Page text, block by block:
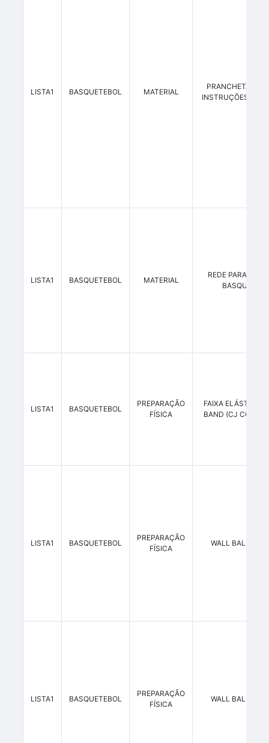
LISTA1 BASQUETEBOL MATERIAL
PRANCHETAS
INSTRUÇÕES
LISTA1 BASQUETEBOL MATERIAL
REDE PARA ARO
BASQUETE
LISTA1 BASQUETEBOL
PREPARAÇÃO
FÍSICA
FAIXA ELÁSTICA/
BAND (CJ COM 3
LISTA1 BASQUETEBOL
PREPARAÇÃO
FÍSICA
WALL BALL 10
LISTA1 BASQUETEBOL
PREPARAÇÃO
FÍSICA
WALL BALL 12